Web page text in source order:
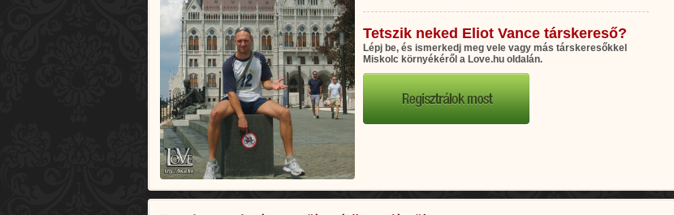
Tetszik neked Eliot Vance társkereső?
Lépj be, és ismerkedj meg vele vagy más társkeresőkkel
Miskolc környékéről a Love.hu oldalán.